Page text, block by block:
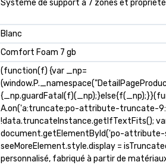
Système de support à 7 zones et
Blanc
Comfort Foam 7 gb
(function(f) {var _np=
A.on('a:truncate:po-attribute-truncate-
!data.truncateInstance.getIfTextFits();
document.getElementById('po-
seeMoreElement.style.display =
personnalisé, fabriqué à partir de